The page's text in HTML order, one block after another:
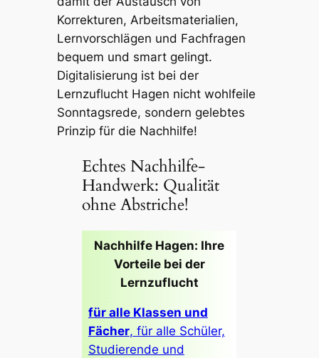
Korrekturen, Arbeitsmaterialien,
Lernvorschlägen und Fachfragen
bequem und smart gelingt.
Digitalisierung ist bei der
Lernzuflucht Hagen nicht wohlfeile
Sonntagsrede, sondern gelebtes
Prinzip für die Nachhilfe!
Echtes Nachhilfe-
Handwerk: Qualität
ohne Abstriche!
Nachhilfe Hagen: Ihre
Vorteile bei der
Lernzuflucht
für alle Klassen und
Fächer, für alle Schüler,
Studierende und